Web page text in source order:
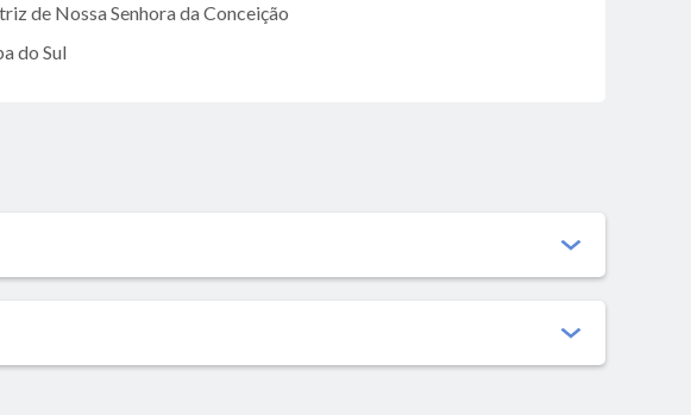
de Nossa Senhora da Conceição
do Sul